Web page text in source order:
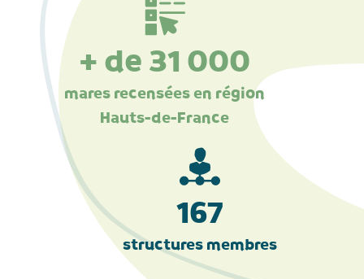
+ de 31 000
mares recensées en région
Hauts-de-France
167
structures membres